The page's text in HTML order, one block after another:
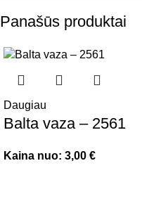
Panašūs produktai
Daugiau
Balta vaza – 2561
Kaina nuo: 3,00 €